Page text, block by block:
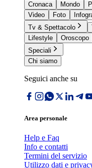
Cronaca
Mondo
Video
Foto
Tv & Spettacolo
Lifestyle
Oroscopo
Speciali
Chi siamo
Seguici anche su
Area personale
Help e Faq
Info e contatti
Termini del servizio
Utilizzo dati e